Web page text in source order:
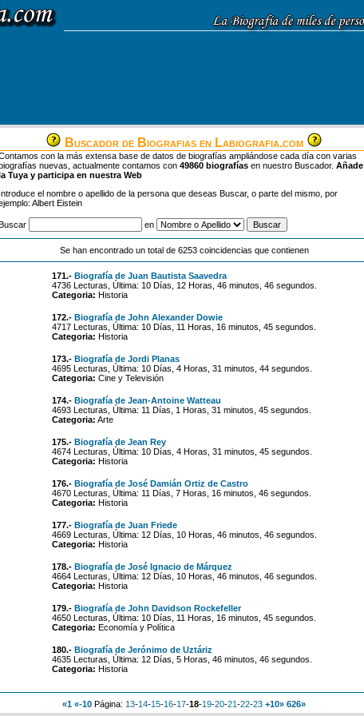
Buscador de Biografias en Labiografia.com
con la más extensa base de datos de biografías ampliándose cada día con varias
nuevas, actualmente contamos con 49860 biografías en nuestro Buscador. Añade
Tuya y participa en nuestra Web
Introduce el nombre o apellido de la persona que deseas Buscar, o parte del mismo, por
Albert Eistein
en
Se han encontrado un total de 6253 coincidencias que contienen
171.- Biografía de Juan Bautista Saavedra
4736 Lecturas, Última: 10 Días, 12 Horas, 46 minutos, 46 segundos.
Categoria: Historia
172.- Biografía de John Alexander Dowie
4717 Lecturas, Última: 10 Días, 11 Horas, 16 minutos, 45 segundos.
Categoria: Historia
173.- Biografía de Jordi Planas
4695 Lecturas, Última: 10 Días, 4 Horas, 31 minutos, 44 segundos.
Categoria: Cine y Televisión
174.- Biografía de Jean-Antoine Watteau
4693 Lecturas, Última: 11 Días, 1 Horas, 31 minutos, 45 segundos.
Categoria: Arte
175.- Biografía de Jean Rey
4674 Lecturas, Última: 10 Días, 4 Horas, 31 minutos, 45 segundos.
Categoria: Historia
176.- Biografía de José Damián Ortiz de Castro
4670 Lecturas, Última: 11 Días, 7 Horas, 16 minutos, 46 segundos.
Categoria: Historia
177.- Biografía de Juan Friede
4669 Lecturas, Última: 12 Días, 10 Horas, 46 minutos, 46 segundos.
Categoria: Historia
178.- Biografía de José Ignacio de Márquez
4664 Lecturas, Última: 12 Días, 10 Horas, 46 minutos, 46 segundos.
Categoria: Historia
179.- Biografía de John Davidson Rockefeller
4650 Lecturas, Última: 10 Días, 11 Horas, 16 minutos, 45 segundos.
Categoria: Economía y Política
180.- Biografía de Jerónimo de Uztáriz
4635 Lecturas, Última: 12 Días, 5 Horas, 46 minutos, 46 segundos.
Categoria: Historia
«1 «-10 Página: 13-14-15-16-17-18-19-20-21-22-23 +10» 626»